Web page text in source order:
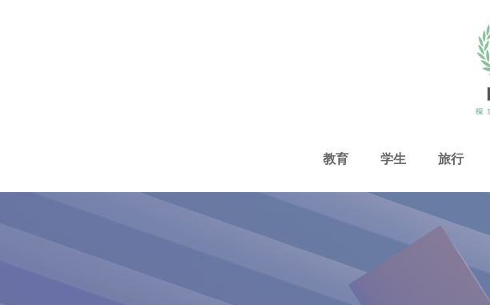
キ
教育 学生 旅行